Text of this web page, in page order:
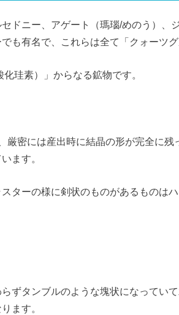
ドニー、アゲート（瑪瑙/めのう）、
も有名で、これらは全て「クォーツ
珪素）」からなる鉱物です。
厳密には産出時に結晶の形が完全に
ます。
ターの様に剣状のものがあるものは
ずタンブルのような塊状になってい
ます。